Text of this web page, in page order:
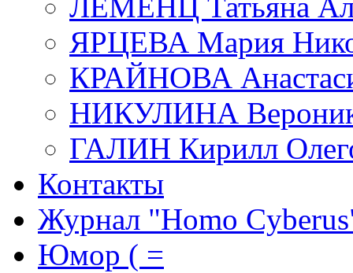
ЛЕМЕНЦ Татьяна
ЯРЦЕВА Мария
КРАЙНОВА
НИКУЛИНА
ГАЛИН Кирилл
Контакты
Журнал "Homo
Юмор ( =